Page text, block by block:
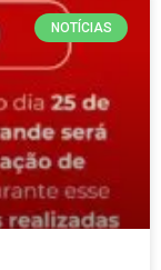
NOTÍCIAS